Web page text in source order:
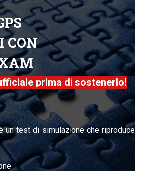
CON
prima di sostenerlo!
un test di simulazione che riproduce